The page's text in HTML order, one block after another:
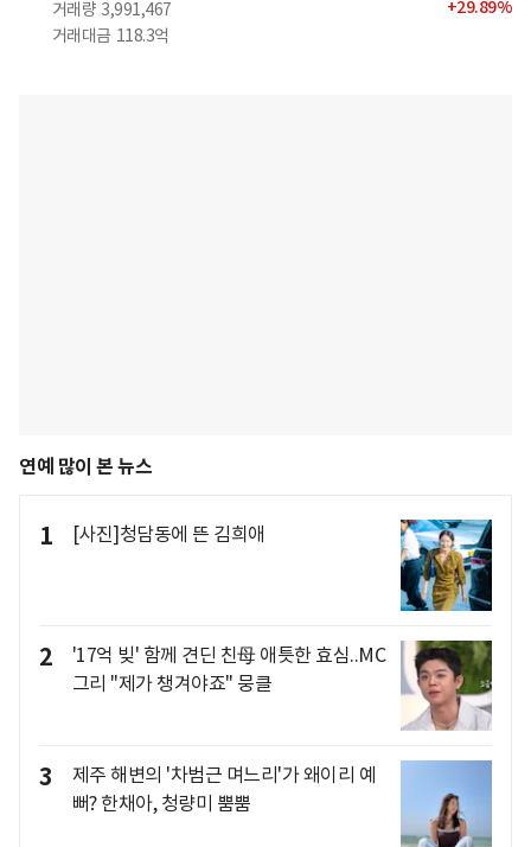
거래량 3,991,467
거래대금 118.3억
+29.89%
연예 많이 본 뉴스
1 [사진]청담동에 뜬 김희애
2
'17억 빚' 함께 견딘 친母 애틋한 효심..MC
그리 "제가 챙겨야죠" 뭉클
3
제주 해변의 '차범근 며느리'가 왜이리 예
뻐? 한채아, 청량미 뿜뿜